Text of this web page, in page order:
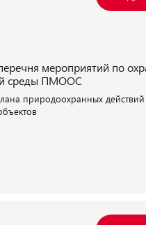
мероприятий по
среды ПМООС
природоохранных